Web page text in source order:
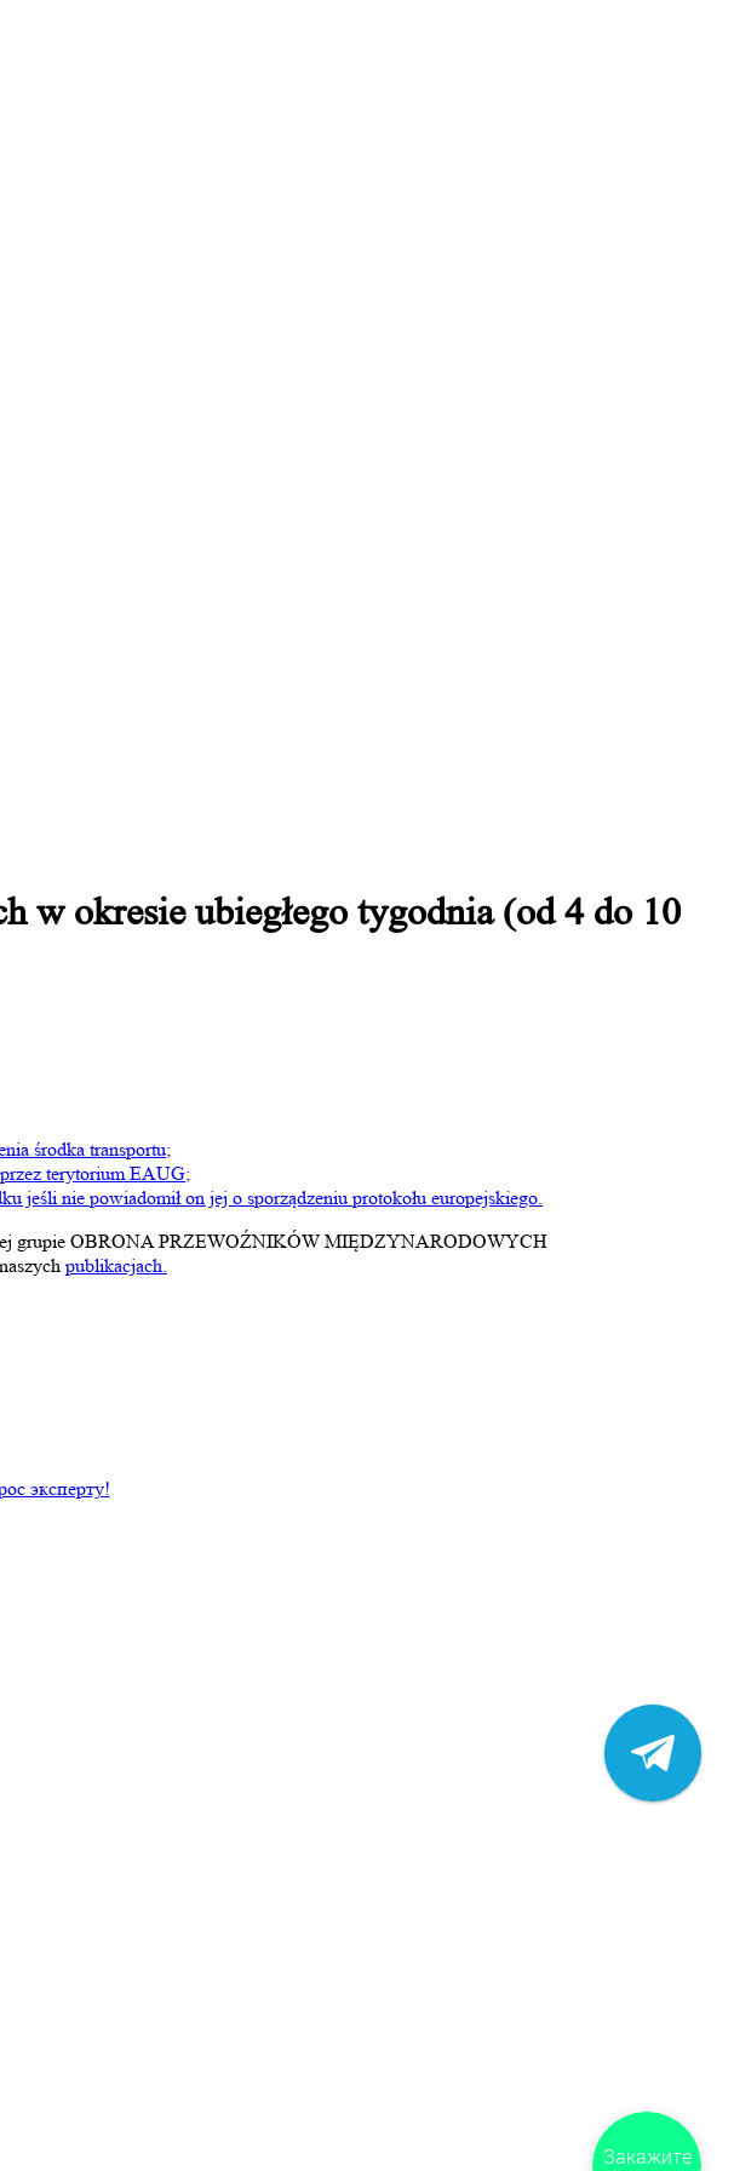
w okresie ubiegłego tygodnia (od 4 do 10
środka transportu;
terytorium EAUG;
jeśli nie powiadomił on jej o sporządzeniu protokołu europejskiego.
grupie OBRONA PRZEWOŹNIKÓW MIĘDZYNARODOWYCH
publikacjach.
эксперту!
Закажите